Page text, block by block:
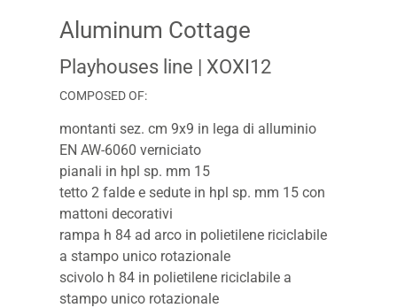
Aluminum Cottage
Playhouses line | XOXI12
COMPOSED OF:
montanti sez. cm 9x9 in lega di alluminio
EN AW-6060 verniciato
pianali in hpl sp. mm 15
tetto 2 falde e sedute in hpl sp. mm 15 con
mattoni decorativi
rampa h 84 ad arco in polietilene riciclabile
a stampo unico rotazionale
scivolo h 84 in polietilene riciclabile a
stampo unico rotazionale